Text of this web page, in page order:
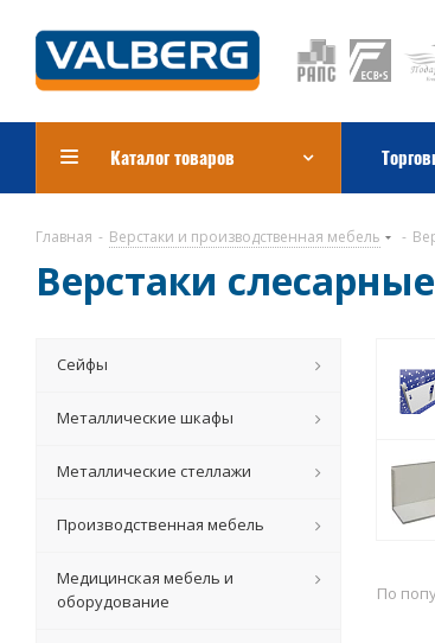
Каталог товаров
Главная - Верстаки и производственная мебель -
Верстаки
По
Сейфы
Металлические шкафы
Металлические стеллажи
Производственная мебель
Медицинская мебель и
оборудование